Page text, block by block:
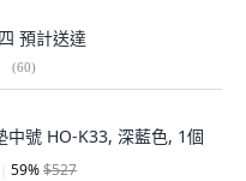
預計送達
(60)
中號 HO-K33, 深藍色, 1個
59%$527